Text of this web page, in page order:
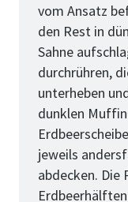
vom Ansatz
den Rest in
Sahne
durchrühren,
unterheben
dunklen
jeweils
abdecken. Die